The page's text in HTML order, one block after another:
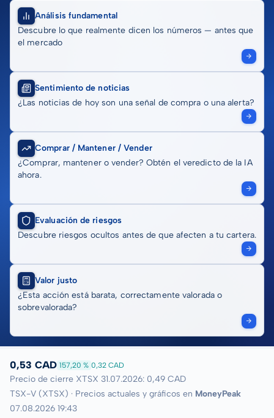
Análisis fundamental
Descubre lo que realmente dicen los números — antes que
el mercado
Sentimiento de noticias
¿Las noticias de hoy son una señal de compra o una alerta?
Comprar / Mantener / Vender
¿Comprar, mantener o vender? Obtén el veredicto de la IA
ahora.
Evaluación de riesgos
Descubre riesgos ocultos antes de que afecten a tu cartera.
Valor justo
¿Esta acción está barata, correctamente valorada o
sobrevalorada?
0,53 CAD 157,20 % 0,32 CAD
Precio de cierre XTSX 31.07.2026: 0,49 CAD
TSX-V (XTSX) · Precios actuales y gráficos en MoneyPeak
07.08.2026 19:43